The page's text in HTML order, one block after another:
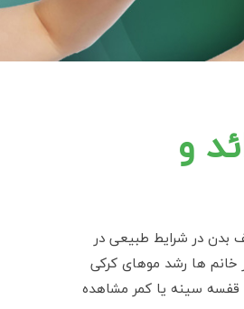
و
بدن در شرایط طبیعی در
خانم ها رشد موهای کرکی
قفسه سینه یا کمر مشاهده